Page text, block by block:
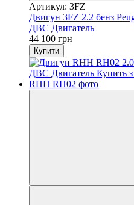
Артикул: 3FZ
Двигун 3FZ 2.2 бенз
ДВС Двигатель
44 100 грн
Купити